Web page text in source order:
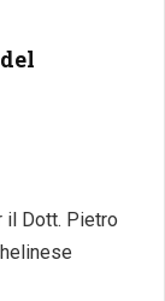
il Dott. Pietro